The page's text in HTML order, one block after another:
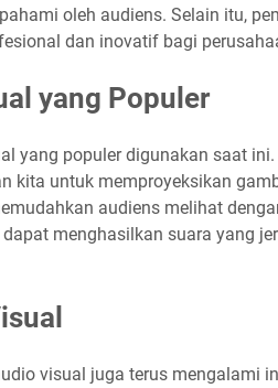
oleh audiens. Selain itu,
dan inovatif bagi
yang Populer
yang populer digunakan saat
kita untuk memproyeksikan
audiens melihat
menghasilkan suara yang
visual juga terus mengalami